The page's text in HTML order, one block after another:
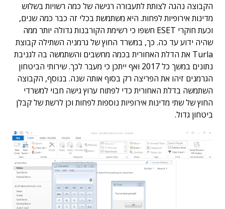
הקבוצה נהגה לצותת לתעבורה רגישה של כמה רשויות בשלוש
מדינות אירופיות לפחות. היא משתמשת בכלי זה כבר כמה שנים,
וכעת חוקרי ESET חשפו כי רשימת הקורבנות גדולה יותר ממה
שהיה ידוע עד כה. כך, במשרד החוץ של גרמניה השתילה קבוצת
Turla את הדלת האחורית בכמה מחשבים והשתמשה בה לגניבת
נתונים במשך כל 2017 ואף ייתכן כי מעבר לכך. שירותי הביטחון
הגרמנים זיהו את הפריצה רק בסוף אותה שנה. בנוסף, הקבוצה
השתמשה בדלת האחורית כדי לפתוח ערוץ גישה חבוי למשרדי
החוץ של שתי מדינות אירופיות נוספות לפחות וכן לרשת של קבלן
ביטחון גדול.